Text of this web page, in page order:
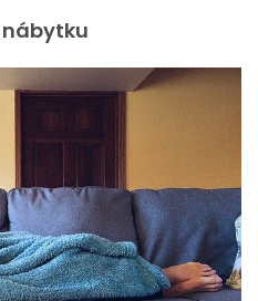
nábytku